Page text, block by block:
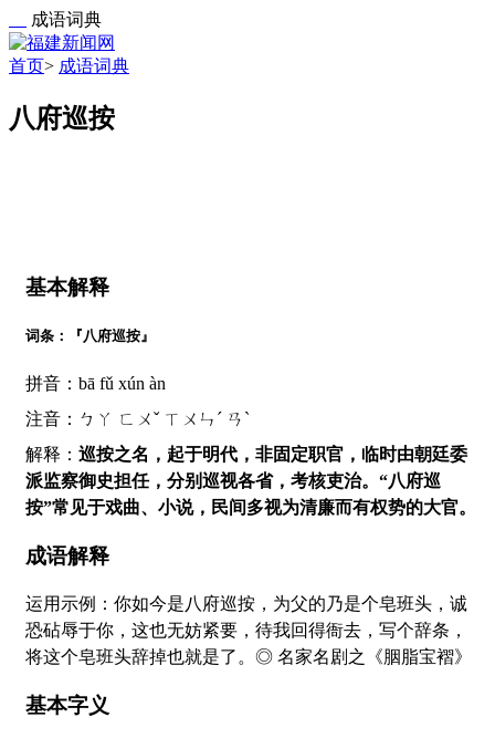
成语词典
首页> 成语词典
八府巡按
基本解释
词条：『八府巡按』
拼音：bā fǔ xún àn
注音：ㄅㄚ ㄈㄨˇ ㄒㄨㄣˊ ㄢˋ
解释： 巡按之名，起于明代，非固定职官，临时由朝廷委
派监察御史担任，分别巡视各省，考核吏治。“八府巡
按”常见于戏曲、小说，民间多视为清廉而有权势的大官。
成语解释
运用示例：你如今是八府巡按，为父的乃是个皂班头，诚
恐砧辱于你，这也无妨紧要，待我回得衙去，写个辞条，
将这个皂班头辞掉也就是了。◎ 名家名剧之《胭脂宝褶》
基本字义